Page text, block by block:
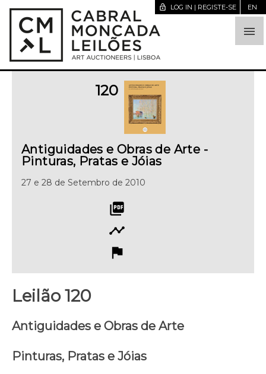

lock_open LOG IN | REGISTE-SE EN
120
Antiguidades e Obras de Arte -
Pinturas, Pratas e Jóias
27 e 28 de Setembro de 2010
picture_as_pdf
timeline
flag
Leilão 120
Antiguidades e Obras de Arte
Pinturas, Pratas e Jóias